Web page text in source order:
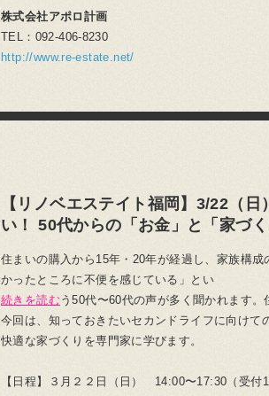
株式会社アポロ計画
TEL：092-406-8230
http://www.re-estate.net/
【リノベエステイト福岡】3/22（
い！ 50代からの「お金」と「家づ
住まいの購入から15年・20年が経過し、家族構
かったところに不便を感じている」とい
続きを読む う50代〜60代の声が多く聞かれます。
今回は、知っておきたいセカンドライフに向けて
快適な家づくりを専門家に学びます。
【日程】３月２２日（日） 14:00〜17:30（受付